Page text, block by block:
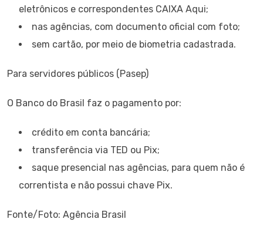
eletrônicos e correspondentes CAIXA Aqui;
nas agências, com documento oficial com foto;
sem cartão, por meio de biometria cadastrada.
Para servidores públicos (Pasep)
O Banco do Brasil faz o pagamento por:
crédito em conta bancária;
transferência via TED ou Pix;
saque presencial nas agências, para quem não é
correntista e não possui chave Pix.
Fonte/Foto: Agência Brasil